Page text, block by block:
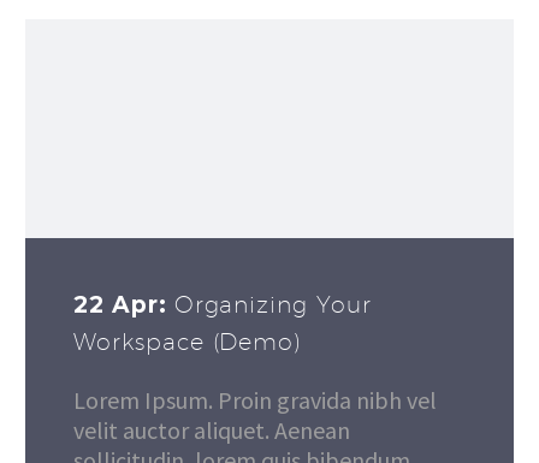
22 Apr: Organizing Your
Workspace (Demo)
Lorem Ipsum. Proin gravida nibh vel
velit auctor aliquet. Aenean